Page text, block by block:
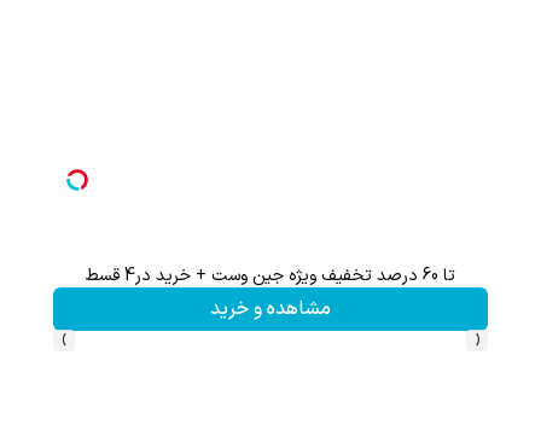
تا 60 درصد تخفیف ویژه جین وست + خرید در4 قسط
مشاهده و خرید
‹
›